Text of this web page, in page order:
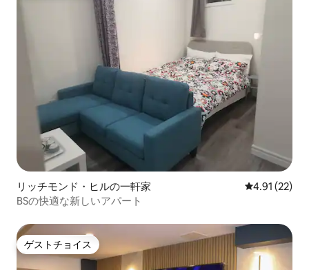
リッチモンド・ヒルの一軒家 レビュー22
4.91 (22)
BSの快適な新しいアパート
ゲストチョイス
ゲストチョイス